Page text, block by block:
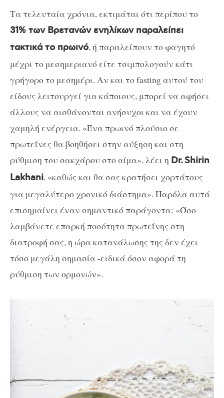
Τα τελευταία χρόνια, εκτιμάται ότι περίπου το
31% των Βρετανών ενηλίκων παραλείπει
τακτικά το πρωινό, ή παραλείπουν το φαγητό
μέχρι το μεσημεριανό είτε τσιμπολογούν κάτι
γρήγορο το μεσημέρι. Αν και το fasting αυτού του
είδους λειτουργεί για κάποιους, μπορεί να αφήσει
άλλους να αισθάνονται ανήσυχοι και να έχουν
χαμηλή ενέργεια. «Ένα πρωινό πλούσιο σε
πρωτεΐνες θα βοηθήσει στην αύξηση και στη
ρύθμιση του σακχάρου στο αίμα», λέει η Dr. Shirin
Lakhani, «καθώς και θα σας κρατήσει χορτάτους
για μεγαλύτερο χρονικό διάστημα». Παρόλα αυτά
επισημαίνει έναν σημαντικό παράγοντα: «Όσο
λαμβάνετε επαρκή ποσότητα πρωτεΐνης στη
διατροφή σας, η ώρα κατανάλωσης της δεν έχει
τόσο μεγάλη σημασία -ειδικά όσον αφορά τη
ρύθμιση των ορμονών».